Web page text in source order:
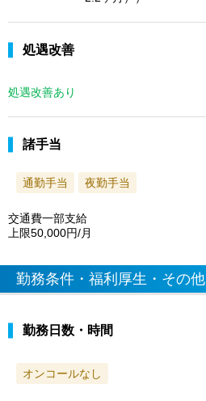
処遇改善
処遇改善あり
諸手当
通勤手当 夜勤手当
交通費一部支給
上限50,000円/月
勤務条件・福利厚生・その他
勤務日数・時間
オンコールなし